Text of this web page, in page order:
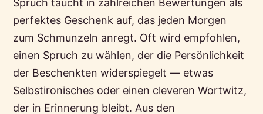
perfektes Geschenk auf, das jeden Morgen
zum Schmunzeln anregt. Oft wird empfohlen,
einen Spruch zu wählen, der die Persönlichkeit
der Beschenkten widerspiegelt — etwas
Selbstironisches oder einen cleveren Wortwitz,
der in Erinnerung bleibt. Aus den